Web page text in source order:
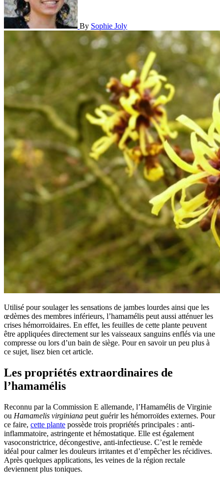
By Sophie Joly
Utilisé pour soulager les sensations de jambes lourdes ainsi que les
œdèmes des membres inférieurs, l’hamamélis peut aussi atténuer les
crises hémorroïdaires. En effet, les feuilles de cette plante peuvent
être appliquées directement sur les vaisseaux sanguins enflés via une
compresse ou lors d’un bain de siège. Pour en savoir un peu plus à
ce sujet, lisez bien cet article.
Les propriétés extraordinaires de
l’hamamélis
Reconnu par la Commission E allemande, l’Hamamélis de Virginie
ou Hamamelis virginiana peut guérir les hémorroïdes externes. Pour
ce faire, cette plante possède trois propriétés principales : anti-
inflammatoire, astringente et hémostatique. Elle est également
vasoconstrictrice, décongestive, anti-infectieuse. C’est le remède
idéal pour calmer les douleurs irritantes et d’empêcher les récidives.
Après quelques applications, les veines de la région rectale
deviennent plus toniques.